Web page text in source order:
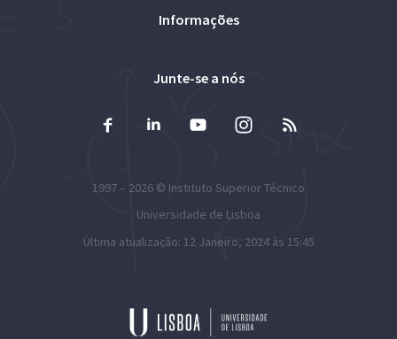
Informações
Junte-se a nós
1997 – 2026 © Instituto Superior Técnico
Universidade de Lisboa
Última atualização: 12 Janeiro, 2024 às 15:45